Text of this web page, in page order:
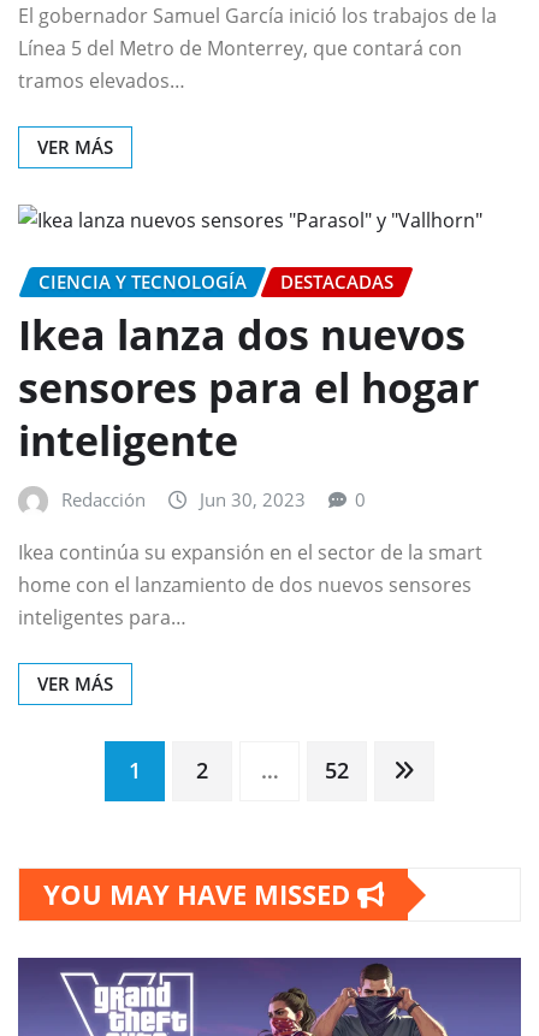
El gobernador Samuel García inició los trabajos de la
Línea 5 del Metro de Monterrey, que contará con
tramos elevados…
VER MÁS
CIENCIA Y TECNOLOGÍA DESTACADAS
Ikea lanza dos nuevos
sensores para el hogar
inteligente
Redacción Jun 30, 2023 0
Ikea continúa su expansión en el sector de la smart
home con el lanzamiento de dos nuevos sensores
inteligentes para…
VER MÁS
Paginación
entradas
1 2 … 52
YOU MAY HAVE MISSED